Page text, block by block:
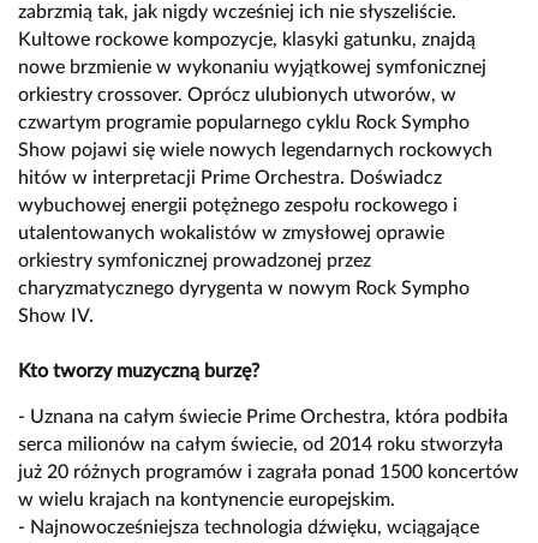
zabrzmią tak, jak nigdy wcześniej ich nie słyszeliście.
Kultowe rockowe kompozycje, klasyki gatunku, znajdą
nowe brzmienie w wykonaniu wyjątkowej symfonicznej
orkiestry crossover. Oprócz ulubionych utworów, w
czwartym programie popularnego cyklu Rock Sympho
Show pojawi się wiele nowych legendarnych rockowych
hitów w interpretacji Prime Orchestra. Doświadcz
wybuchowej energii potężnego zespołu rockowego i
utalentowanych wokalistów w zmysłowej oprawie
orkiestry symfonicznej prowadzonej przez
charyzmatycznego dyrygenta w nowym Rock Sympho
Show IV.
Kto tworzy muzyczną burzę?
- Uznana na całym świecie Prime Orchestra, która podbiła
serca milionów na całym świecie, od 2014 roku stworzyła
już 20 różnych programów i zagrała ponad 1500 koncertów
w wielu krajach na kontynencie europejskim.
- Najnowocześniejsza technologia dźwięku, wciągające